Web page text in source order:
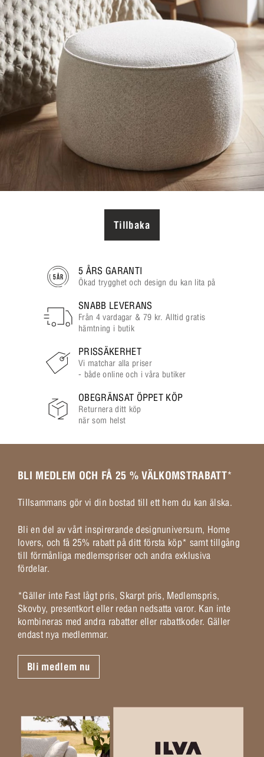
Tillbaka
5 ÅRS GARANTI
Ökad trygghet och design du kan lita på
SNABB LEVERANS
Från 4 vardagar & 79 kr. Alltid gratis
hämtning i butik
PRISSÄKERHET
Vi matchar alla priser
- både online och i våra butiker
OBEGRÄNSAT ÖPPET KÖP
Returnera ditt köp
när som helst
BLI MEDLEM OCH FÅ 25 % VÄLKOMSTRABATT*
Tillsammans gör vi din bostad till ett hem du kan älska.
Bli en del av vårt inspirerande designuniversum, Home
lovers, och få 25% rabatt på ditt första köp* samt tillgång
till förmånliga medlemspriser och andra exklusiva
fördelar.
*Gäller inte Fast lågt pris, Skarpt pris, Medlemspris,
Skovby, presentkort eller redan nedsatta varor. Kan inte
kombineras med andra rabatter eller rabattkoder. Gäller
endast nya medlemmar.
Bli medlem nu